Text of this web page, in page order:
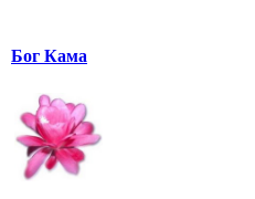
Бог Кама